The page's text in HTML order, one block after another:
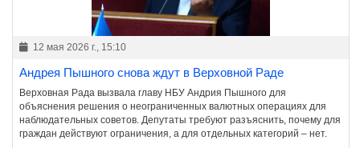
12 мая 2026 г., 15:10
Андрея Пышного снова ждут в Верховной Раде
Верховная Рада вызвала главу НБУ Андрия Пышного для
объяснения решения о неограниченных валютных операциях для
наблюдательных советов. Депутаты требуют разъяснить, почему для
граждан действуют ограничения, а для отдельных категорий – нет.